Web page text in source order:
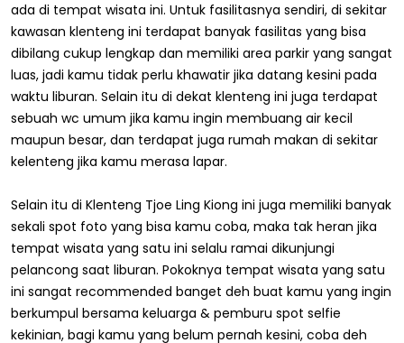
ada di tempat wisata ini. Untuk fasilitasnya sendiri, di sekitar
kawasan klenteng ini terdapat banyak fasilitas yang bisa
dibilang cukup lengkap dan memiliki area parkir yang sangat
luas, jadi kamu tidak perlu khawatir jika datang kesini pada
waktu liburan. Selain itu di dekat klenteng ini juga terdapat
sebuah wc umum jika kamu ingin membuang air kecil
maupun besar, dan terdapat juga rumah makan di sekitar
kelenteng jika kamu merasa lapar.
Selain itu di Klenteng Tjoe Ling Kiong ini juga memiliki banyak
sekali spot foto yang bisa kamu coba, maka tak heran jika
tempat wisata yang satu ini selalu ramai dikunjungi
pelancong saat liburan. Pokoknya tempat wisata yang satu
ini sangat recommended banget deh buat kamu yang ingin
berkumpul bersama keluarga & pemburu spot selfie
kekinian, bagi kamu yang belum pernah kesini, coba deh